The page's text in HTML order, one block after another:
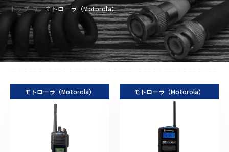
トップ モトローラ（Motorola）
モトローラ（Motorola） モトローラ（Motorola）